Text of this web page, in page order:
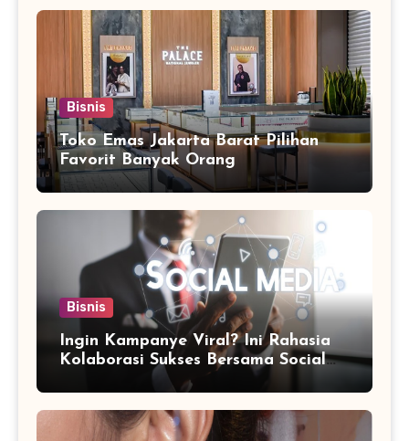
Bisnis
Toko Emas Jakarta Barat Pilihan
Favorit Banyak Orang
Bisnis
Ingin Kampanye Viral? Ini Rahasia
Kolaborasi Sukses Bersama Social
Media Marketing Agency